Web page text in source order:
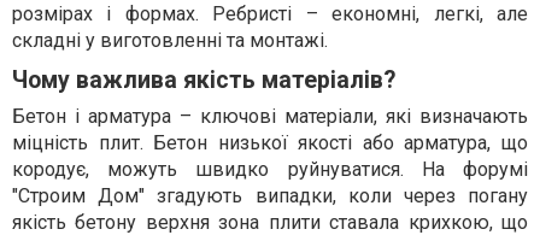
розмірах і формах. Ребристі – економні, легкі, але
складні у виготовленні та монтажі.
Чому важлива якість матеріалів?
Бетон і арматура – ключові матеріали, які визначають
міцність плит. Бетон низької якості або арматура, що
кородує, можуть швидко руйнуватися. На форумі
"Строим Дом" згадують випадки, коли через погану
якість бетону верхня зона плити ставала крихкою, що